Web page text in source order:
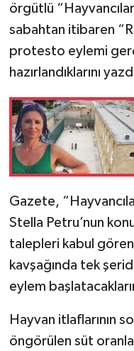
örgütlü
sabahtan itibaren
protesto eylemi
hazırlandıklarını
Gazete,
Stella Petru’nun
talepleri kabul
kavşağında tek
eylem
Hayvan itlaflarının
öngörülen süt